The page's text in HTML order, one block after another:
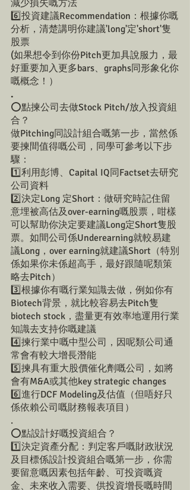
減少損失嘅方法
6️⃣投資建議Recommendation：根據你嘅
分析，清楚講明你建議'long'定'short'隻
股票
(如果想令到你份Pitch更加具說服力，最
好重要加入更多bars、graphs同形象化你
嘅概念！）
.
⭕點揀公司去做Stock Pitch/放入投資組
合？
做Pitching同設計組合嘅第一步，當然係
要揀間值得嘅公司，同學可參考以下步
驟：
1️⃣利用彭博、Capital IQ同Factset去研究
公司資料
2️⃣決定Long 定Short：做研究時記住留
意埋被高估及over-earning嘅股票，咁樣
可以幫助你決定要建議Long定Short隻股
票。如間公司係Underearning就較易建
議Long，over earning就建議Short（特別
係如果你未係超高手，最好跟隨呢類策
略去Pitch）
3️⃣根據你有嘅行業知識去做，例如你有
Biotech背景，就比較容易去Pitch隻
biotech stock，盡量更有效率地運用行業
知識去支持你嘅建議
4️⃣揀行業中嘅中型公司，因呢類公司通
常會有較大增長潛能
5️⃣揀具有重大股價催化劑嘅公司，如將
會有M&A或其他key strategic changes
6️⃣進行DCF Modeling及估值（但唔好只
係依賴公司嘅財務報表項目）
.
⭕點設計好嘅投資組合？
1️⃣決定資產分配：判定客戶嘅財政狀況
及目標係設計投資組合嘅第一步，你需
要留意嘅因素包括年齡、可投資嘅資
金、未來收入需要、供投資增長嘅時間